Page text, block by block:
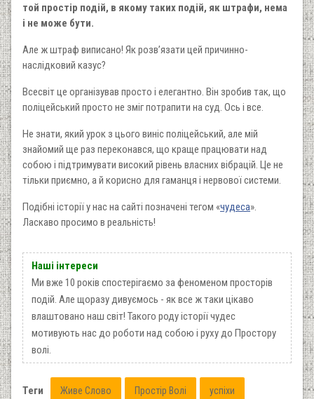
той простір подій, в якому таких подій, як штрафи, нема
і не може бути.
Але ж штраф виписано! Як розв’язати цей причинно-
наслідковий казус?
Всесвіт це організував просто і елегантно. Він зробив так, що
поліцейський просто не зміг потрапити на суд. Ось і все.
Не знати, який урок з цього виніс поліцейський, але мій
знайомий ще раз переконався, що краще працювати над
собою і підтримувати високий рівень власних вібрацій. Це не
тільки приємно, а й корисно для гаманця і нервової системи.
Подібні історії у нас на сайті позначені тегом «чудеса».
Ласкаво просимо в реальність!
Наші інтереси
Ми вже 10 років спостерігаємо за феноменом просторів
подій. Але щоразу дивуємось - як все ж таки цікаво
влаштовано наш світ! Такого роду історії чудес
мотивують нас до роботи над собою і руху до Простору
волі.
Теги Живе Слово Простір Волі успіхи